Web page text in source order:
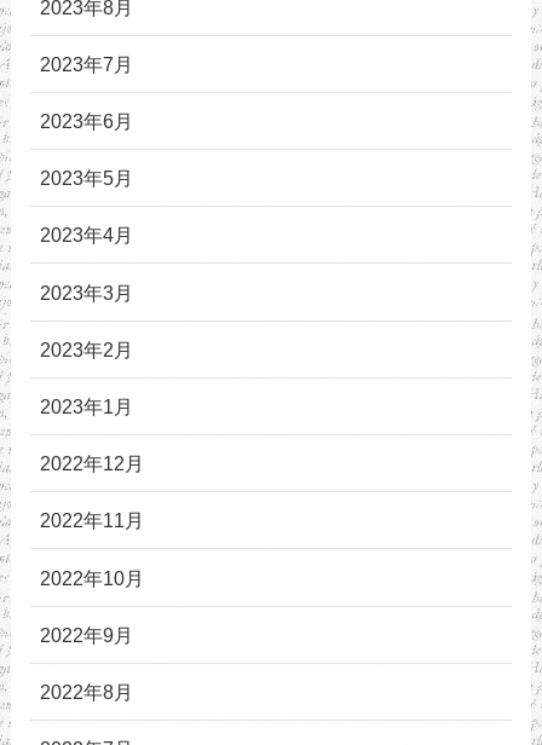
2023年8月
2023年7月
2023年6月
2023年5月
2023年4月
2023年3月
2023年2月
2023年1月
2022年12月
2022年11月
2022年10月
2022年9月
2022年8月